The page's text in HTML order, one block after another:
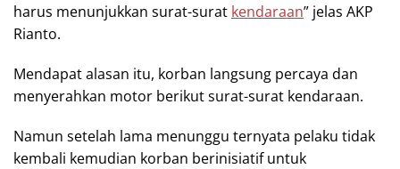
harus menunjukkan surat-surat kendaraan” jelas AKP
Rianto.
Mendapat alasan itu, korban langsung percaya dan
menyerahkan motor berikut surat-surat kendaraan.
Namun setelah lama menunggu ternyata pelaku tidak
kembali kemudian korban berinisiatif untuk